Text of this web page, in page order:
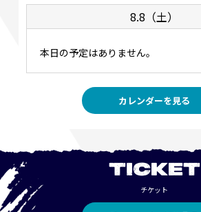
8.8（土）
本日の予定はありません。
カレンダーを見る
TICKET
チケット